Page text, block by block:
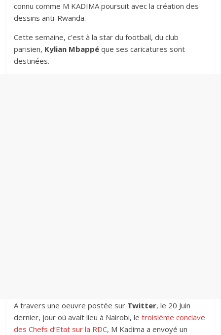
connu comme M KADIMA poursuit avec la création des
dessins anti-Rwanda.
Cette semaine, c’est à la star du football, du club
parisien, Kylian Mbappé que ses caricatures sont
destinées.
A travers une oeuvre postée sur Twitter, le 20 Juin
dernier, jour où avait lieu à Nairobi, letroisième conclave
des Chefs d’Etat sur la RDC, M Kadima a envoyé un